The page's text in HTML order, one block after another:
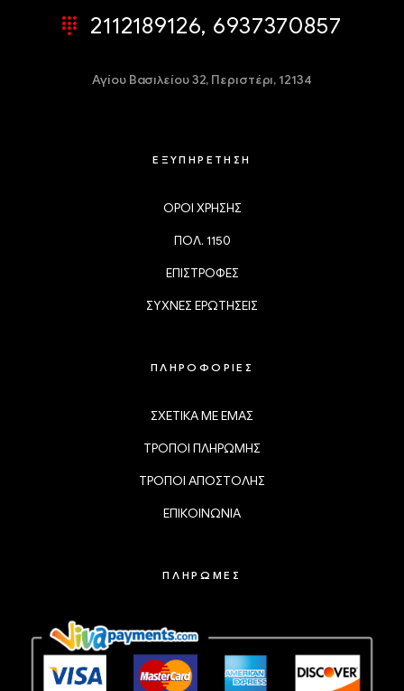
2112189126, 6937370857
Αγίου Βασιλείου 32, Περιστέρι, 12134
ΕΞΥΠΗΡΕΤΗΣΗ
ΟΡΟΙ ΧΡΗΣΗΣ
ΠΟΛ. 1150
ΕΠΙΣΤΡΟΦΕΣ
ΣΥΧΝΕΣ ΕΡΩΤΗΣΕΙΣ
ΠΛΗΡΟΦΟΡΙΕΣ
ΣΧΕΤΙΚΑ ΜΕ ΕΜΑΣ
ΤΡΟΠΟΙ ΠΛΗΡΩΜΗΣ
ΤΡΟΠΟΙ ΑΠΟΣΤΟΛΗΣ
ΕΠΙΚΟΙΝΩΝΙΑ
ΠΛΗΡΩΜΕΣ